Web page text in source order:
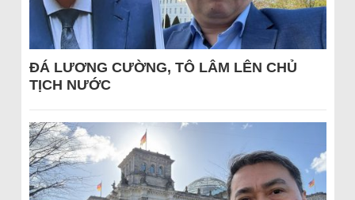
ĐÁ LƯƠNG CƯỜNG, TÔ LÂM LÊN CHỦ
TỊCH NƯỚC